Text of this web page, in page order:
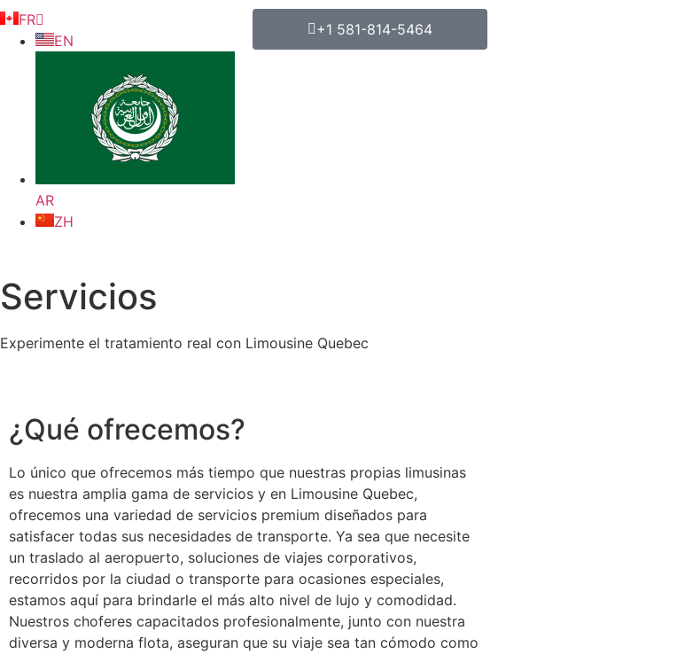
FR
EN
AR
ZH
+1 581-814-5464
Servicios
Experimente el tratamiento real con Limousine Quebec
¿Qué ofrecemos?
Lo único que ofrecemos más tiempo que nuestras propias limusinas
es nuestra amplia gama de servicios y en Limousine Quebec,
ofrecemos una variedad de servicios premium diseñados para
satisfacer todas sus necesidades de transporte. Ya sea que necesite
un traslado al aeropuerto, soluciones de viajes corporativos,
recorridos por la ciudad o transporte para ocasiones especiales,
estamos aquí para brindarle el más alto nivel de lujo y comodidad.
Nuestros choferes capacitados profesionalmente, junto con nuestra
diversa y moderna flota, aseguran que su viaje sea tan cómodo como